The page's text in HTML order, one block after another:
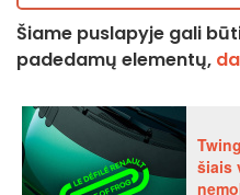
Šiame puslapyje gali
padedamų elementų,